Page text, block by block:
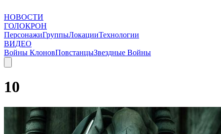
НОВОСТИ
ГОЛОКРОН
ПерсонажиГруппыЛокацииТехнологии
ВИДЕО
Войны КлоновПовстанцыЗвездные Войны
10